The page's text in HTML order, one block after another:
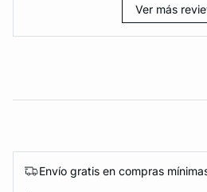
Ver más
Envío gratis en compras